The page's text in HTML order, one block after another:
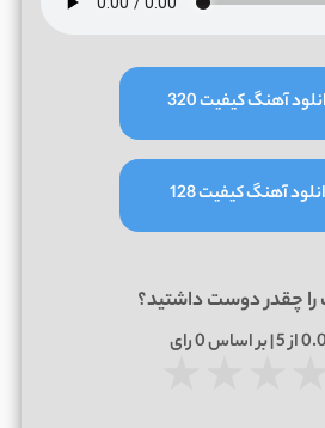
آهنگ کیفیت 320
آهنگ کیفیت 128
چقدر دوست داشتید؟
0.0از 5 | بر اساس 0رای